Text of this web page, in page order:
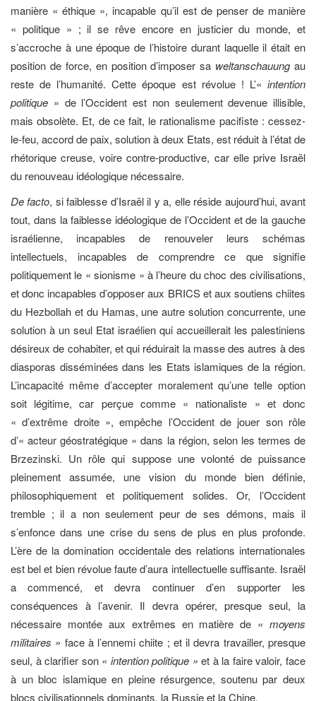
manière « éthique », incapable qu’il est de penser de manière
« politique » ; il se rêve encore en justicier du monde, et
s’accroche à une époque de l’histoire durant laquelle il était en
position de force, en position d’imposer sa weltanschauung au
reste de l’humanité. Cette époque est révolue ! L’« intention
politique » de l’Occident est non seulement devenue illisible,
mais obsolète. Et, de ce fait, le rationalisme pacifiste : cessez-
le-feu, accord de paix, solution à deux Etats, est réduit à l’état de
rhétorique creuse, voire contre-productive, car elle prive Israël
du renouveau idéologique nécessaire.
De facto, si faiblesse d’Israël il y a, elle réside aujourd’hui, avant
tout, dans la faiblesse idéologique de l’Occident et de la gauche
israélienne, incapables de renouveler leurs schémas
intellectuels, incapables de comprendre ce que signifie
politiquement le « sionisme » à l’heure du choc des civilisations,
et donc incapables d’opposer aux BRICS et aux soutiens chiites
du Hezbollah et du Hamas, une autre solution concurrente, une
solution à un seul Etat israélien qui accueillerait les palestiniens
désireux de cohabiter, et qui réduirait la masse des autres à des
diasporas disséminées dans les Etats islamiques de la région.
L’incapacité même d’accepter moralement qu’une telle option
soit légitime, car perçue comme « nationaliste » et donc
« d’extrême droite », empêche l’Occident de jouer son rôle
d’« acteur géostratégique » dans la région, selon les termes de
Brzezinski. Un rôle qui suppose une volonté de puissance
pleinement assumée, une vision du monde bien définie,
philosophiquement et politiquement solides. Or, l’Occident
tremble ; il a non seulement peur de ses démons, mais il
s’enfonce dans une crise du sens de plus en plus profonde.
L’ère de la domination occidentale des relations internationales
est bel et bien révolue faute d’aura intellectuelle suffisante. Israël
a commencé, et devra continuer d’en supporter les
conséquences à l’avenir. Il devra opérer, presque seul, la
nécessaire montée aux extrêmes en matière de « moyens
militaires » face à l’ennemi chiite ; et il devra travailler, presque
seul, à clarifier son « intention politique » et à la faire valoir, face
à un bloc islamique en pleine résurgence, soutenu par deux
blocs civilisationnels dominants, la Russie et la Chine.